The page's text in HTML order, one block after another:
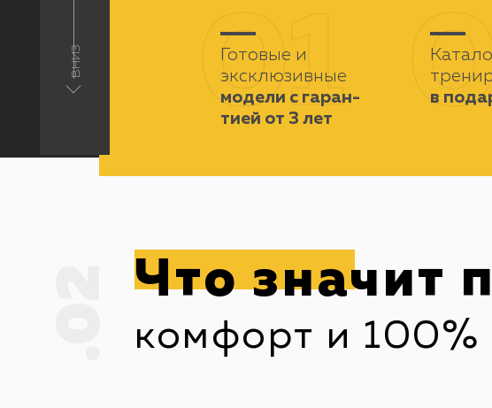
вниз 01
Готовые и
эксклюзивные
модели с гаран-
тией от 3 лет
в
Что значит
комфорт и 100%